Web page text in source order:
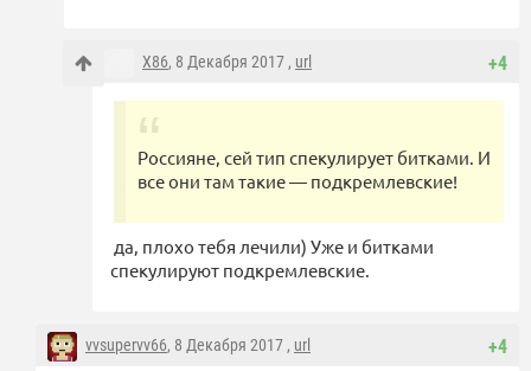
+4
X86, 8 Декабря 2017 , url
Россияне, сей тип спекулирует битками. И
все они там такие — подкремлевские!
да, плохо тебя лечили) Уже и битками
спекулируют подкремлевские.
+4
vvsupervv66, 8 Декабря 2017 , url